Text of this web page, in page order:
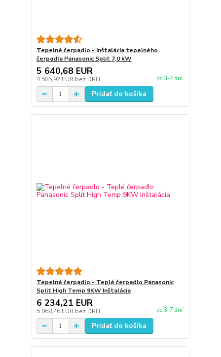
Tepelné čerpadlo - Inštalácia tepelného
čerpadla Panasonic Split 7,0 kW
5 640,68 EUR
4 585,92 EUR bez DPH do 3-7 dní
Pridať do košíka
Tepelné čerpadlo - Teplé čerpadlo Panasonic
Split High Temp 9KW Inštalácia
6 234,21 EUR
5 068,46 EUR bez DPH do 3-7 dní
Pridať do košíka